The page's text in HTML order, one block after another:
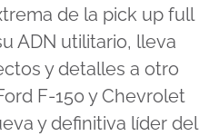
de la pick up full
ADN utilitario, lleva
y detalles a otro
F-150 y Chevrolet
y definitiva líder del